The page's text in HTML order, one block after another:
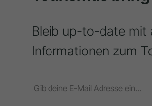
Bleib up-to-date mit
Informationen zum